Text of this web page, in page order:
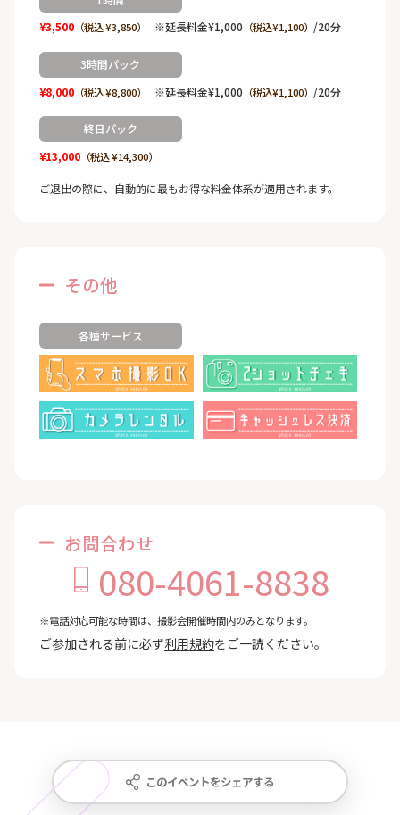
¥3,500（税込 ¥3,850） ※延長料金¥1,000 （税込¥1,100） /20分
3時間パック
¥8,000（税込 ¥8,800） ※延長料金¥1,000 （税込¥1,100） /20分
終日パック
¥13,000（税込 ¥14,300）
ご退出の際に、自動的に最もお得な料金体系が適用されます。
その他
各種サービス
お問合わせ
080-4061-8838
※電話対応可能な時間は、撮影会開催時間内のみとなります。
ご参加される前に必ず利用規約をご一読ください。
このイベントをシェアする